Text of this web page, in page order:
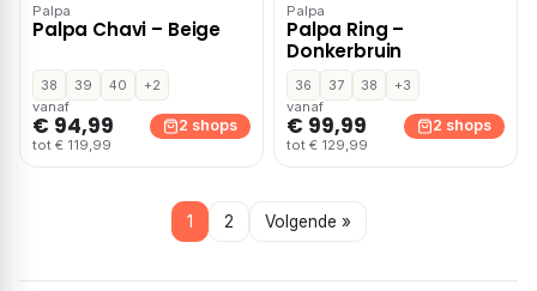
Palpa
Palpa Chavi – Beige
38 39 40
+2
vanaf
€ 94,99
tot € 119,99
2 shops
Palpa
Palpa Ring –
Donkerbruin
36 37 38
+3
vanaf
€ 99,99
tot € 129,99
2 shops
1 2 Volgende »